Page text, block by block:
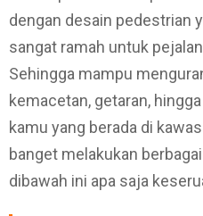
dengan desain pedestrian
sangat ramah untuk
Sehingga mampu
kemacetan, getaran,
kamu yang berada di
banget melakukan
dibawah ini apa saja